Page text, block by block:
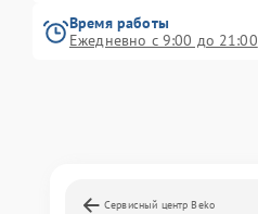
Время работы
Ежедневно с 9:00 до 21:00
Сервисный центр Beko